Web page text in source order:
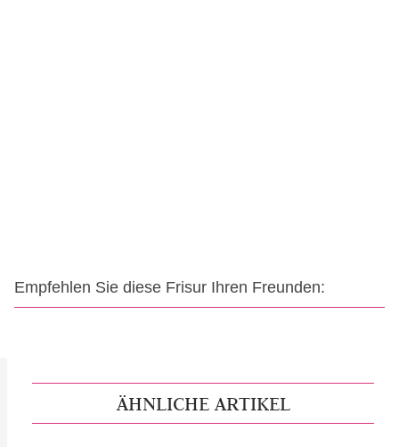
Empfehlen Sie diese Frisur Ihren Freunden:
ÄHNLICHE ARTIKEL